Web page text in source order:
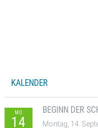
KALENDER
MO
14
BEGINN DER
Montag, 14.